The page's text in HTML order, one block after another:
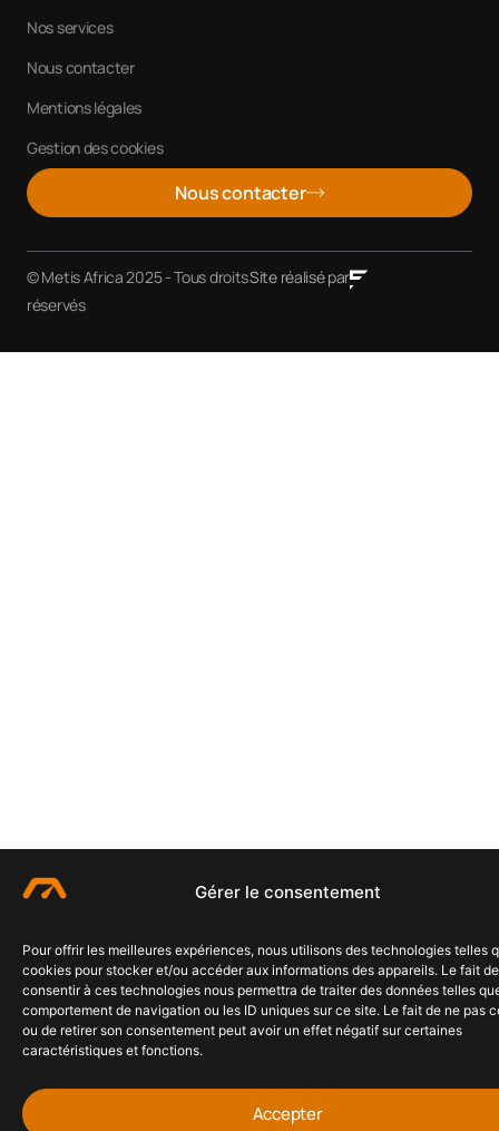
Gérer le consentement
Pour offrir les meilleures expériences, nous utilisons des technologies telles
cookies pour stocker et/ou accéder aux informations des appareils. Le fait de
consentir à ces technologies nous permettra de traiter des données telles
comportement de navigation ou les ID uniques sur ce site. Le fait de ne pas
ou de retirer son consentement peut avoir un effet négatif sur certaines
caractéristiques et fonctions.
Accepter
Nos services
Nous contacter
Mentions légales
Gestion des cookies
Nous contacter
© Metis Africa 2025 - Tous droits
réservés
Site réalisé par